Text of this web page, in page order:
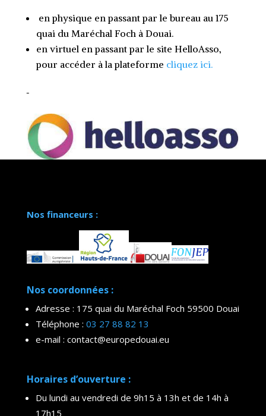
en physique en passant par le bureau au 175
quai du Maréchal Foch à Douai.
en virtuel en passant par le site HelloAsso,
pour accéder à la plateforme cliquez ici.
Nos financeurs :
Nos coordonnées :
Adresse : 175 quai du Maréchal Foch 59500 Douai
Téléphone : 03 27 88 82 13
e-mail : contact@europedouai.eu
Horaires d’ouverture :
Du lundi au vendredi de 9h15 à 13h et de 14h à
17h15